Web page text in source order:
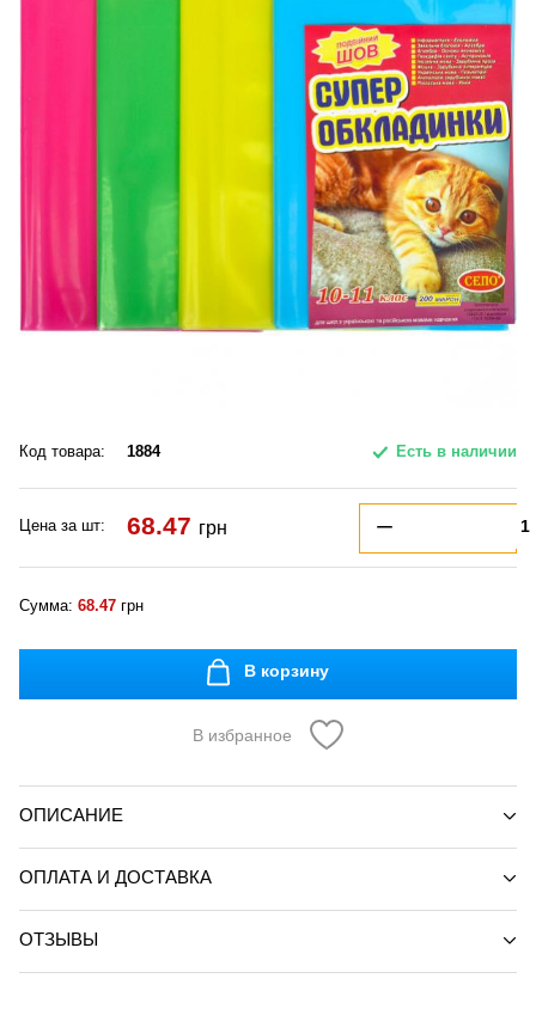
Код товара: 1884 Есть в наличии
Цена за шт: 68.47 грн
Сумма: 68.47 грн
В корзину
В избранное
ОПИСАНИЕ
ОПЛАТА И ДОСТАВКА
ОТЗЫВЫ